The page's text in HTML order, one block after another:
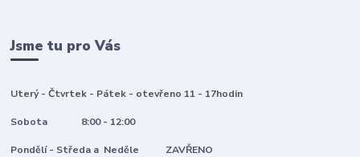
Jsme tu pro Vás
Uterý - Čtvrtek - Pátek - otevřeno 11 - 17hodin
Sobota 8:00 - 12:00
Pondělí - Středa a Neděle ZAVŘENO